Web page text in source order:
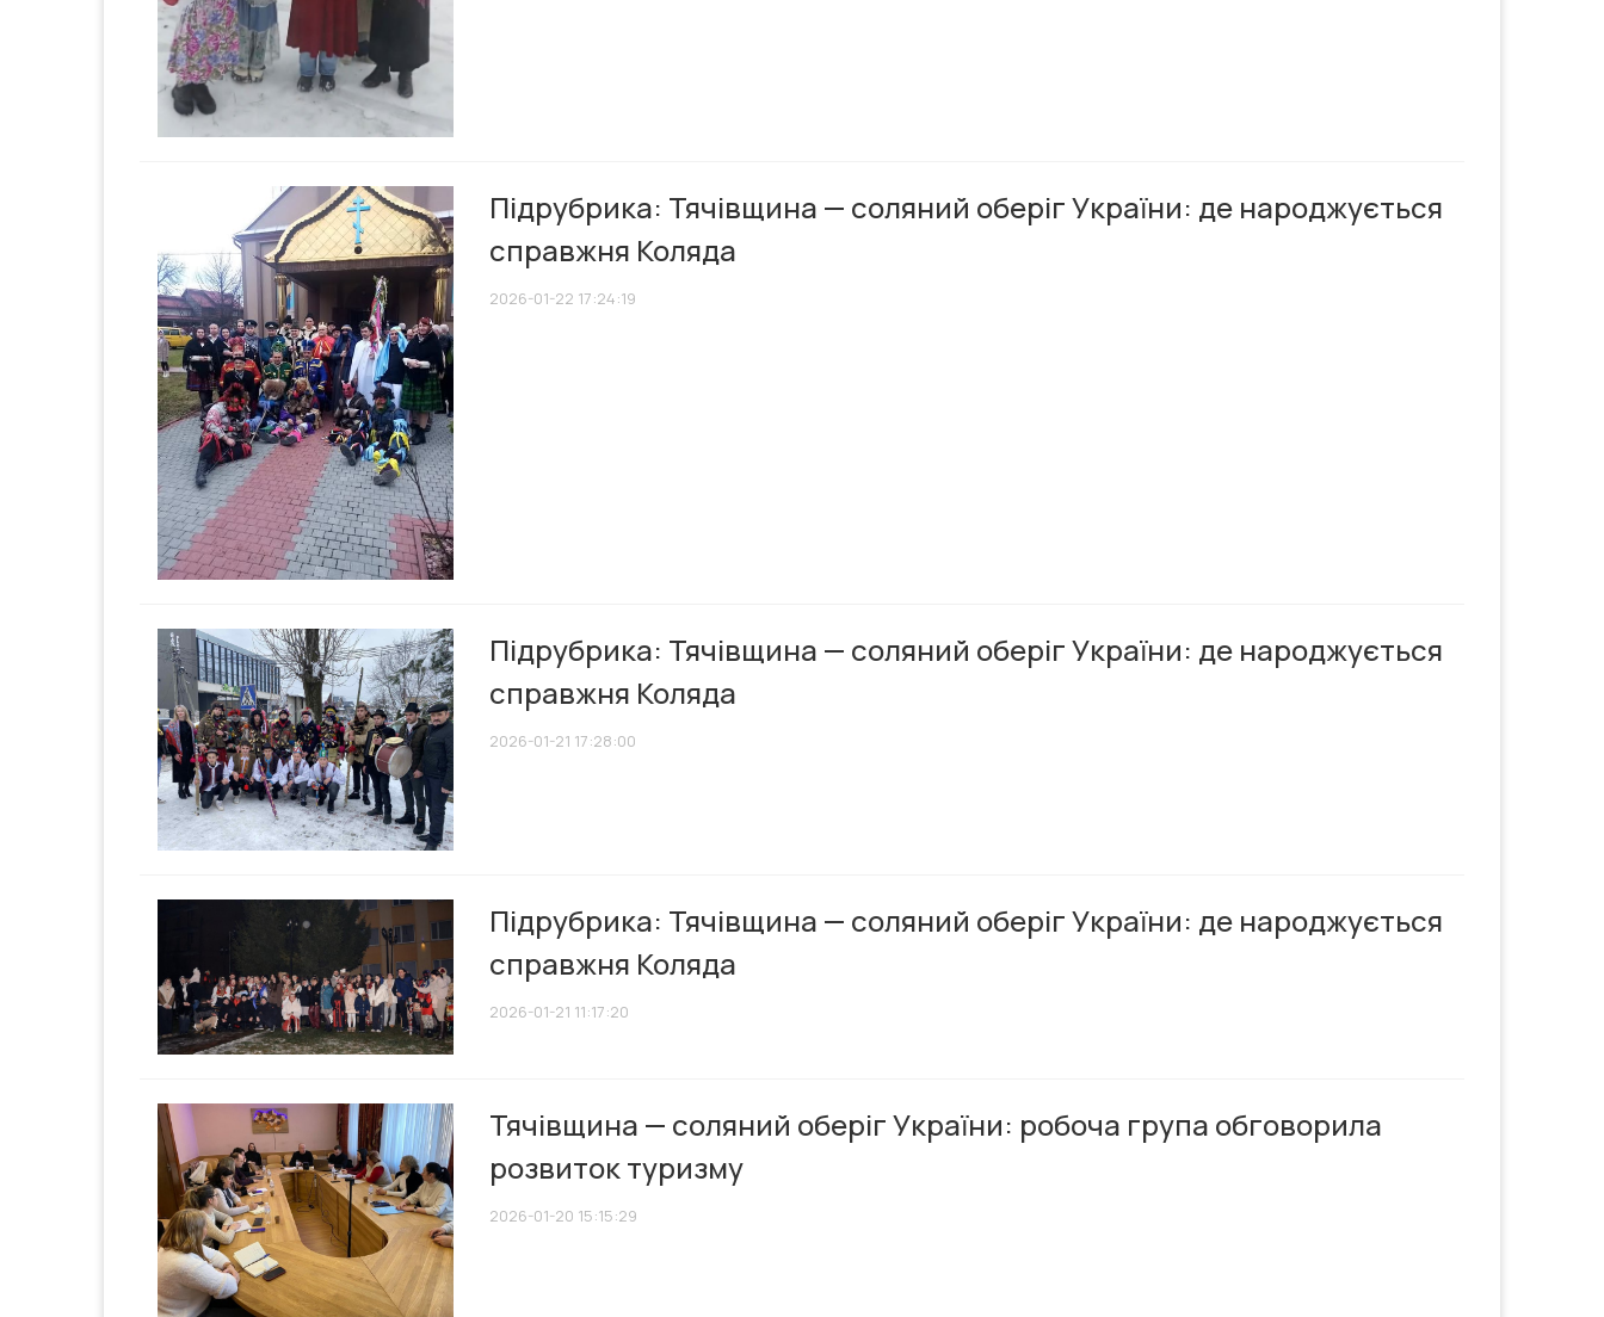
Підрубрика: Тячівщина — соляний оберіг України: де народжується
справжня Коляда
2026-01-22 17:24:19
Підрубрика: Тячівщина — соляний оберіг України: де народжується
справжня Коляда
2026-01-21 17:28:00
Підрубрика: Тячівщина — соляний оберіг України: де народжується
справжня Коляда
2026-01-21 11:17:20
Тячівщина — соляний оберіг України: робоча група обговорила
розвиток туризму
2026-01-20 15:15:29